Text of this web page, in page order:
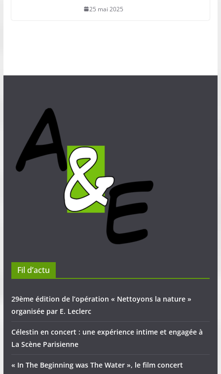
25 mai 2025
Fil d’actu
29ème édition de l’opération « Nettoyons la nature »
organisée par E. Leclerc
Célestin en concert : une expérience intime et engagée à
La Scène Parisienne
« In The Beginning was The Water », le film concert